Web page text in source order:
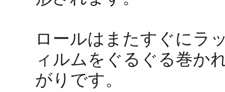
ロールはまたすぐにラ
ィルムをぐるぐる巻か
がりです。